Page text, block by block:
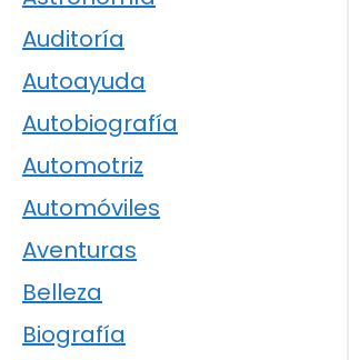
Auditoría
Autoayuda
Autobiografía
Automotriz
Automóviles
Aventuras
Belleza
Biografía